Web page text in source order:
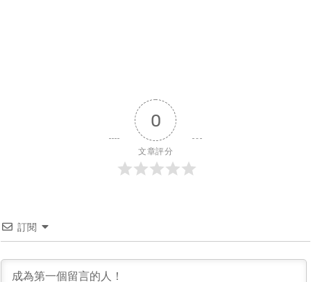
0
文章評分
訂閱